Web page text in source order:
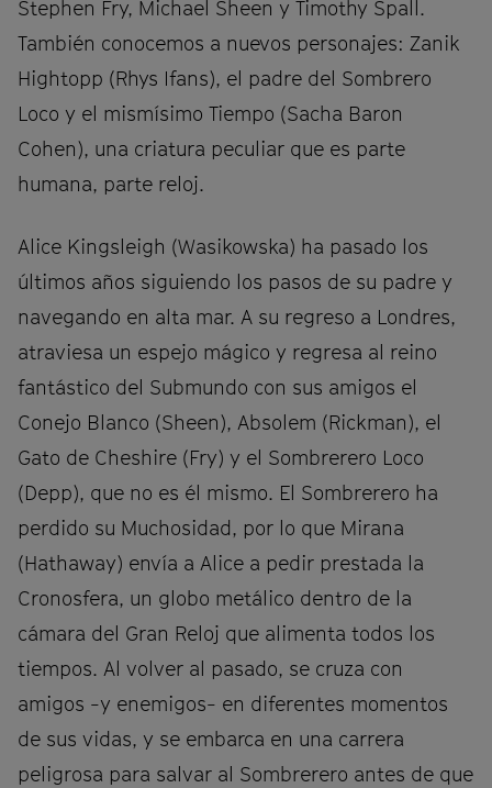
Stephen Fry, Michael Sheen y Timothy Spall.
También conocemos a nuevos personajes: Zanik
Hightopp (Rhys Ifans), el padre del Sombrero
Loco y el mismísimo Tiempo (Sacha Baron
Cohen), una criatura peculiar que es parte
humana, parte reloj.
Alice Kingsleigh (Wasikowska) ha pasado los
últimos años siguiendo los pasos de su padre y
navegando en alta mar. A su regreso a Londres,
atraviesa un espejo mágico y regresa al reino
fantástico del Submundo con sus amigos el
Conejo Blanco (Sheen), Absolem (Rickman), el
Gato de Cheshire (Fry) y el Sombrerero Loco
(Depp), que no es él mismo. El Sombrerero ha
perdido su Muchosidad, por lo que Mirana
(Hathaway) envía a Alice a pedir prestada la
Cronosfera, un globo metálico dentro de la
cámara del Gran Reloj que alimenta todos los
tiempos. Al volver al pasado, se cruza con
amigos -y enemigos- en diferentes momentos
de sus vidas, y se embarca en una carrera
peligrosa para salvar al Sombrerero antes de que